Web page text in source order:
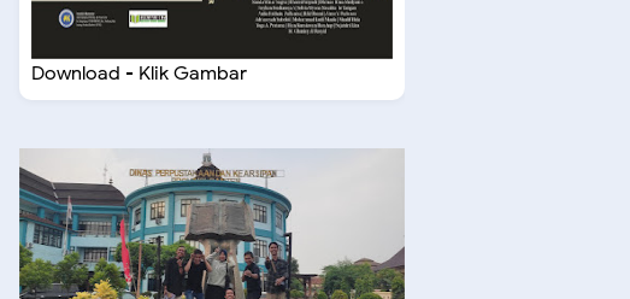
Download - Klik Gambar